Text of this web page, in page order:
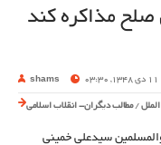
صلح مذاکره کند
shams 11 دی 1348, 03:30
/مطالب دیگران- انقلاب اسلامی
سیدعلی خمینی